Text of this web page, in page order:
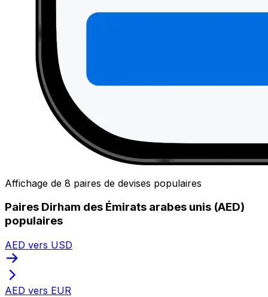
Affichage de 8 paires de devises populaires
Paires Dirham des Émirats arabes unis (AED)
populaires
AED vers USD
AED vers EUR